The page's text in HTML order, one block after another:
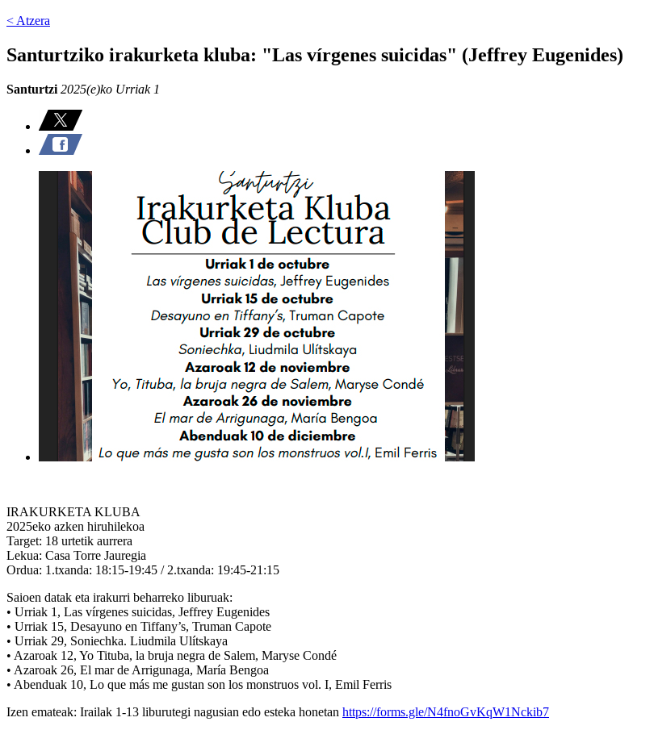
< Atzera
Santurtziko irakurketa kluba: "Las vírgenes suicidas" (Jeffrey Eugenides)
Santurtzi 2025(e)ko Urriak 1
IRAKURKETA KLUBA
2025eko azken hiruhilekoa
Target: 18 urtetik aurrera
Lekua: Casa Torre Jauregia
Ordua: 1.txanda: 18:15-19:45 / 2.txanda: 19:45-21:15
Saioen datak eta irakurri beharreko liburuak:
• Urriak 1, Las vírgenes suicidas, Jeffrey Eugenides
• Urriak 15, Desayuno en Tiffany’s, Truman Capote
• Urriak 29, Soniechka. Liudmila Ulítskaya
• Azaroak 12, Yo Tituba, la bruja negra de Salem, Maryse Condé
• Azaroak 26, El mar de Arrigunaga, María Bengoa
• Abenduak 10, Lo que más me gustan son los monstruos vol. I, Emil Ferris
Izen emateak: Irailak 1-13 liburutegi nagusian edo esteka honetan https://forms.gle/N4fnoGvKqW1Nckib7